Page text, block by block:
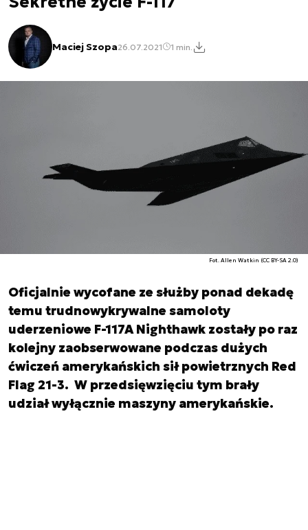
Maciej Szopa26.07.2021 1 min.
Fot. Allen Watkin (CC BY-SA 2.0)
Oficjalnie wycofane ze służby ponad dekadę
temu trudnowykrywalne samoloty
uderzeniowe F-117A Nighthawk zostały po raz
kolejny zaobserwowane podczas dużych
ćwiczeń amerykańskich sił powietrznych Red
Flag 21-3. W przedsięwzięciu tym brały
udział wyłącznie maszyny amerykańskie.